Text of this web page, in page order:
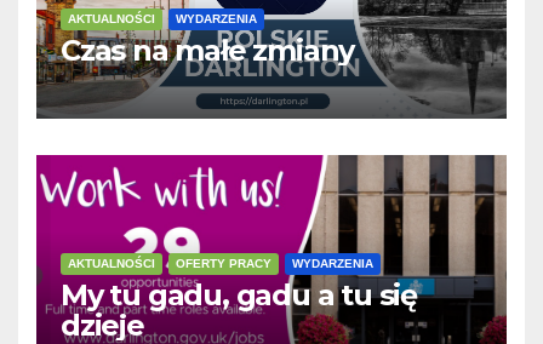
AKTUALNOŚCI WYDARZENIA
Czas na małe zmiany
AKTUALNOŚCI OFERTY PRACY WYDARZENIA
My tu gadu, gadu a tu się
dzieje